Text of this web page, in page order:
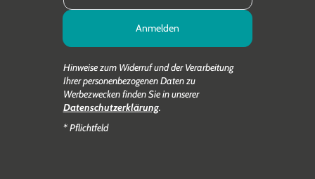
Anmelden
Hinweise zum Widerruf und der Verarbeitung
Ihrer personenbezogenen Daten zu
Werbezwecken finden Sie in unserer
Datenschutzerklärung.
* Pflichtfeld